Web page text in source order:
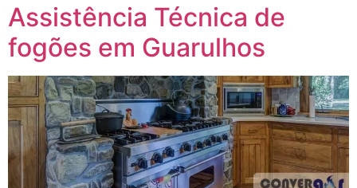
Assistência Técnica de
fogões em Guarulhos